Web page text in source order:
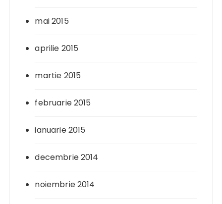
mai 2015
aprilie 2015
martie 2015
februarie 2015
ianuarie 2015
decembrie 2014
noiembrie 2014